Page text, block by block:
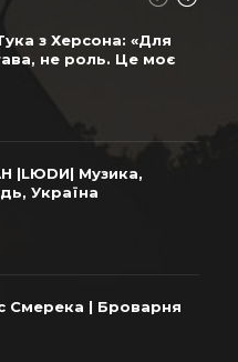
з Херсона: «Для
не роль. Це моє
|LЮDИ| Музика,
Україна
Смерека | Броварня